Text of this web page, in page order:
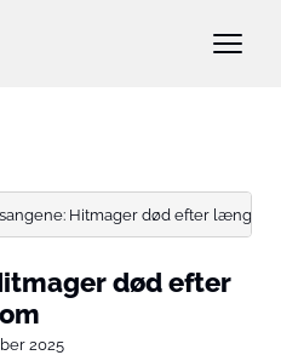
Hitmager død efter længere
død efter
2025